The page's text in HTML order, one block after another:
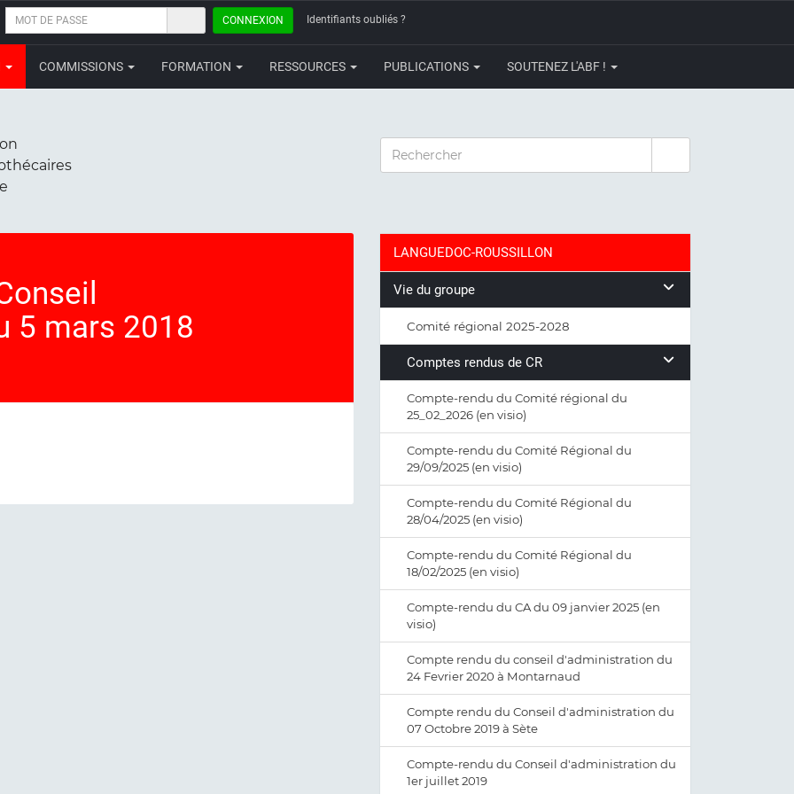
MOT
PASSE
CONNEXION Identifiants oubliés ?
COMMISSIONS FORMATION RESSOURCES PUBLICATIONS SOUTENEZ L'ABF !
RECHERCHER
5 mars 2018
LANGUEDOC-ROUSSILLON
Vie du groupe
Comité régional 2025-2028
Comptes rendus de CR
Compte-rendu du Comité régional du
25_02_2026 (en visio)
Compte-rendu du Comité Régional du
29/09/2025 (en visio)
Compte-rendu du Comité Régional du
28/04/2025 (en visio)
Compte-rendu du Comité Régional du
18/02/2025 (en visio)
Compte-rendu du CA du 09 janvier 2025 (en
visio)
Compte rendu du conseil d'administration du
24 Fevrier 2020 à Montarnaud
Compte rendu du Conseil d'administration du
07 Octobre 2019 à Sète
Compte-rendu du Conseil d'administration du
1er juillet 2019